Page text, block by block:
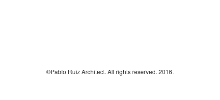
©Pablo Ruiz Architect. All rights reserved. 2016.